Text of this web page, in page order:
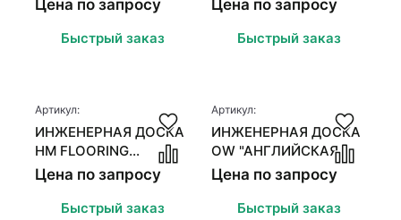
Цена по запросу
Быстрый заказ
"ИТАЛЬЯНСКАЯ ЕЛКА"
Цена по запросу
Быстрый заказ
Артикул:
ИНЖЕНЕРНАЯ ДОСКА
HM FLOORING
АМЕРИКАНСКИЙ
ОРЕХ СЕЛЕКТ
Цена по запросу
Быстрый заказ
Артикул:
ИНЖЕНЕРНАЯ ДОСКА
OW "АНГЛИЙСКАЯ
ЕЛКА" ДУБ ЧЁРНАЯ
ЭМАЛЬ С ПАТИНОЙ
Цена по запросу
Быстрый заказ